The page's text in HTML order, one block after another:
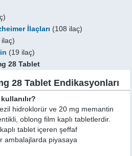
İlaçları (108 ilaç)
(19 ilaç)
28 Tablet
28 Tablet Endikasyonları
hidroklorür ve 20 mg memantin
oblong film kaplı tabletlerdir.
tablet içeren şeffaf
ambalajlarda piyasaya